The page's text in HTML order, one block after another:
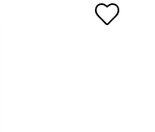
para tus